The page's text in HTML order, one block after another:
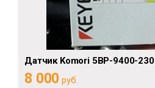
Датчик Komori 5BP-9400-230
8 000 руб.